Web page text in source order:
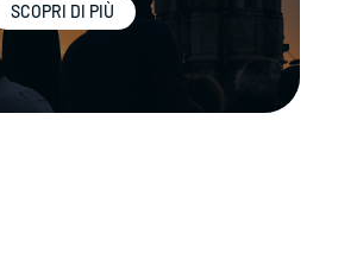
SCOPRI DI PIÙ